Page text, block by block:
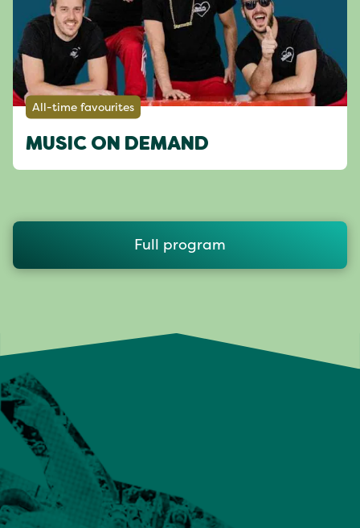
All-time favourites
MUSIC ON DEMAND
Full program